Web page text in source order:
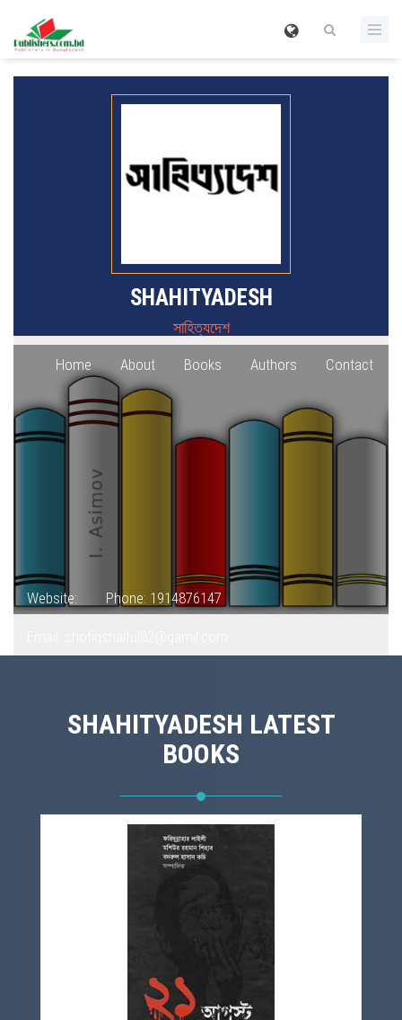
SHAHITYADESH
সাহিত্যদেশ
Home About Books Authors Contact
Website: Phone: 1914876147
SHAHITYADESH LATEST
BOOKS